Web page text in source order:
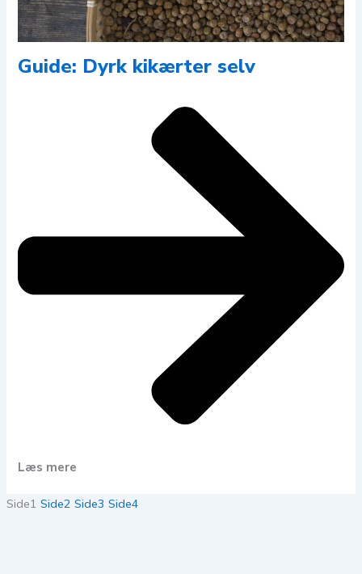
Guide: Dyrk kikærter selv
Læs mere
Side1 Side2 Side3 Side4